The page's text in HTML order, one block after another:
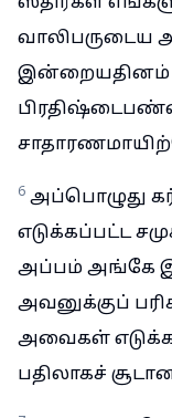
வாலிபருடைய
இன்றையதினம்
6 அப்பொழுது
எடுக்கப்பட்ட
அப்பம் அங்கே
அவனுக்குப்
அவைகள்
பதிலாகச்